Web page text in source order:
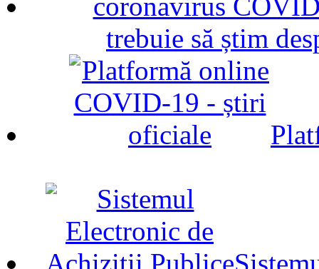
trebuie să știm